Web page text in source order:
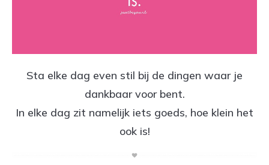
Sta elke dag even stil bij de dingen waar je
dankbaar voor bent.
In elke dag zit namelijk iets goeds, hoe klein het
ook is!